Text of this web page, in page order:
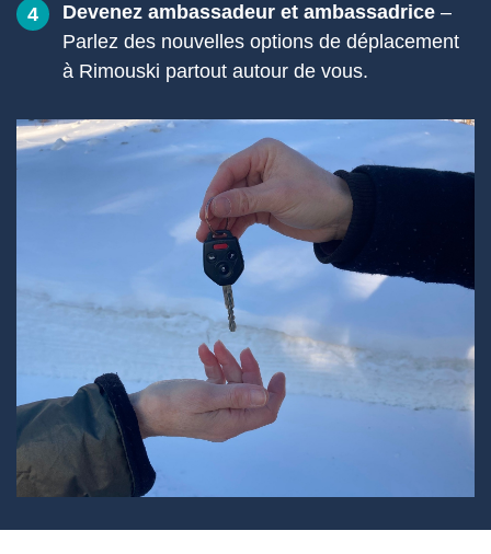
4 Devenez ambassadeur et ambassadrice –
Parlez des nouvelles options de déplacement
à Rimouski partout autour de vous.